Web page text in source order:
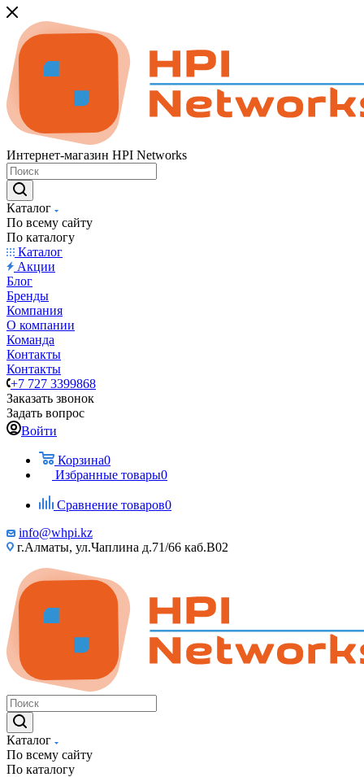
Интернет-магазин HPI Networks
Каталог
По всему сайту
По каталогу
Каталог
Акции
Блог
Бренды
Компания
О компании
Команда
Контакты
Контакты
+7 727 3399868
Заказать звонок
Задать вопрос
Войти
Корзина0
Избранные товары0
Сравнение товаров0
info@whpi.kz
г.Алматы, ул.Чаплина д.71/66 каб.B02
Каталог
По всему сайту
По каталогу